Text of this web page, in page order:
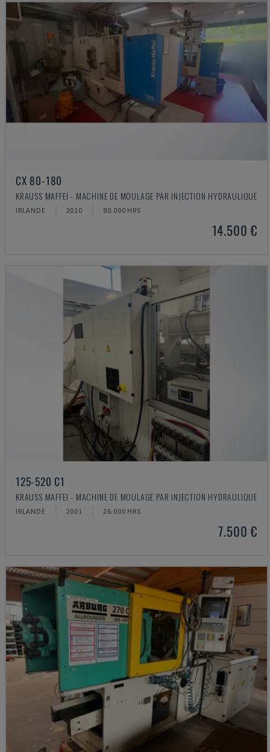
CX 80-180
KRAUSS MAFFEI - MACHINE DE MOULAGE PAR INJECTION HYDRAULIQUE
IRLANDE 2010 80.000 HRS
14.500 €
125-520 C1
KRAUSS MAFFEI - MACHINE DE MOULAGE PAR INJECTION HYDRAULIQUE
IRLANDE 2001 26.000 HRS
7.500 €